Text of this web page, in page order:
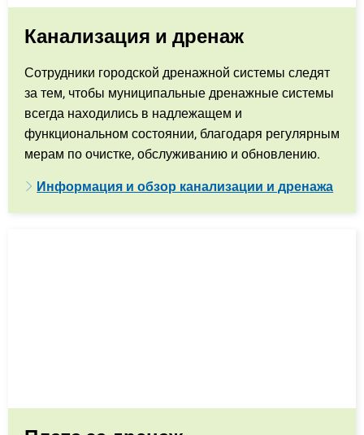
Канализация и дренаж
Сотрудники городской дренажной системы следят
за тем, чтобы муниципальные дренажные системы
всегда находились в надлежащем и
функциональном состоянии, благодаря регулярным
мерам по очистке, обслуживанию и обновлению.
Информация и обзор канализации и дренажа